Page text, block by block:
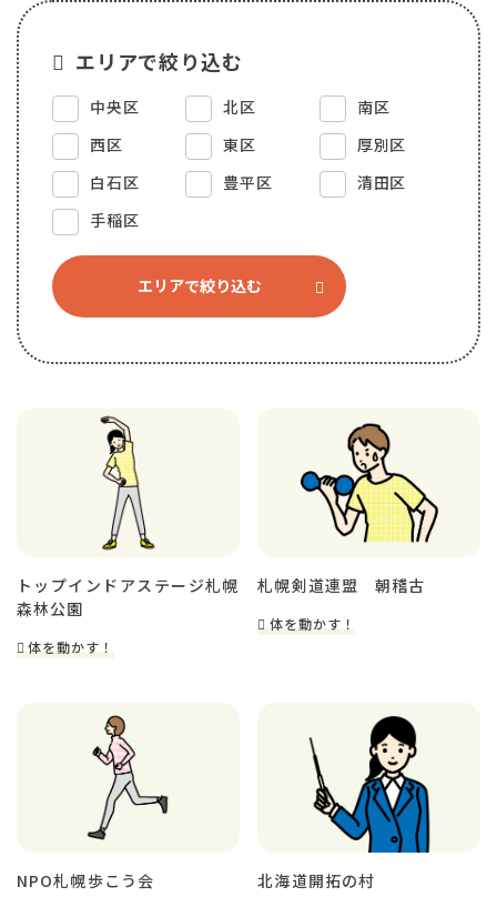
エリアで絞り込む
中央区 北区
南区
西区
東区
厚別区
白石区
豊平区
清田区
手稲区
エリアで絞り込む
トップインドアステージ札幌
森林公園
体を動かす！
札幌剣道連盟 朝稽古
体を動かす！
NPO札幌歩こう会 北海道開拓の村